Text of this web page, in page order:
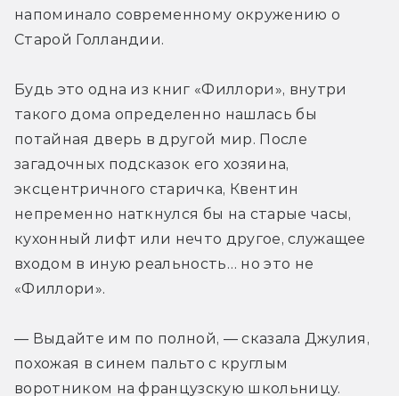
напоминало современному окружению о
Старой Голландии.
Будь это одна из книг «Филлори», внутри
такого дома определенно нашлась бы
потайная дверь в другой мир. После
загадочных подсказок его хозяина,
эксцентричного старичка, Квентин
непременно наткнулся бы на старые часы,
кухонный лифт или нечто другое, служащее
входом в иную реальность… но это не
«Филлори».
— Выдайте им по полной, — сказала Джулия,
похожая в синем пальто с круглым
воротником на французскую школьницу.